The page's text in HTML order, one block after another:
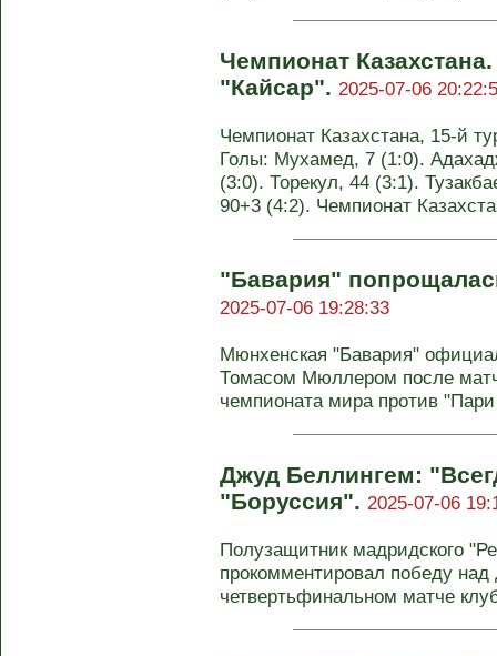
Чемпионат
"Кайсар". 2025-07-06
Чемпионат Казахстана, 15-й
Голы: Мухамед, 7 (1:0).
(3:0). Торекул, 44 (3:1).
90+3 (4:2). Чемпионат
"Бавария"
2025-07-06 19:28:33
Мюнхенская "Бавария"
Томасом Мюллером после
чемпионата мира против
Джуд Беллингем:
"Боруссия". 2025-07-06
Полузащитник мадридского
прокомментировал победу
четвертьфинальном матче